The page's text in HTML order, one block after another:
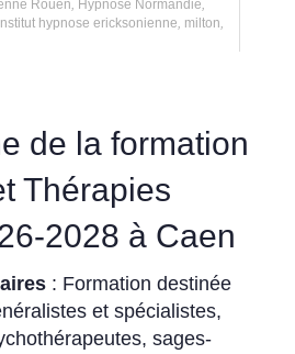
Rouen Hypnose Normandie
hypnose ericksonienne milton
de la formation
Thérapies
2028 à Caen
: Formation destinée
et spécialistes,
sages-